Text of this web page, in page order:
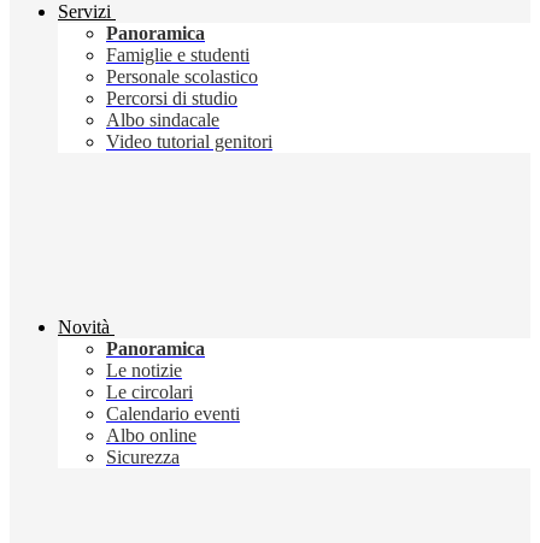
Servizi
Panoramica
Famiglie e studenti
Personale scolastico
Percorsi di studio
Albo sindacale
Video tutorial genitori
Novità
Panoramica
Le notizie
Le circolari
Calendario eventi
Albo online
Sicurezza